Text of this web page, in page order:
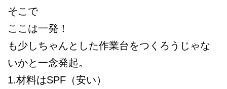
そこで
ここは一発！
も少しちゃんとした作業台をつくろうじゃな
いかと一念発起。
1.材料はSPF（安い）